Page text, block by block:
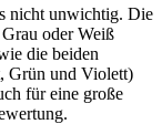
nicht unwichtig. Die
oder Weiß
die beiden
Grün und Violett)
für eine große